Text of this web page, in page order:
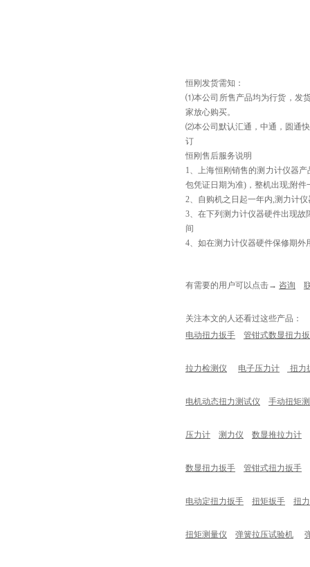
恒刚发货需知：
⑴本公司所售产品均为行货，发
家放心购买。
⑵本公司默认汇通，中通，圆通
订
恒刚售后服务说明
1、上海恒刚销售的测力计仪器
包凭证日期为准)，整机出现;附
2、自购机之日起一年内,测力计
3、在下列测力计仪器硬件出现
间
4、如在测力计仪器硬件保修期
有需要的用户可以点击→ 咨询
关注本文的人还看过这些产品：
电动扭力扳手
管钳式数显扭力
拉力检测仪 电子压力计 扭力
电机动态扭力测试仪 手动扭矩
压力计 测力仪 数显推拉力计
数显扭力扳手 管钳式扭力扳手
电动定扭力扳手 扭矩扳手 扭
扭矩测量仪 弹簧拉压试验机